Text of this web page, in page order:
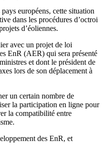
européens, cette situation
dans les procédures d’octroi
d’éoliennes.
avec un projet de loi
EnR (AER) qui sera présenté
et dont le président de
lors de son déplacement à
un certain nombre de
la participation en ligne pour
la compatibilité entre
des EnR, et